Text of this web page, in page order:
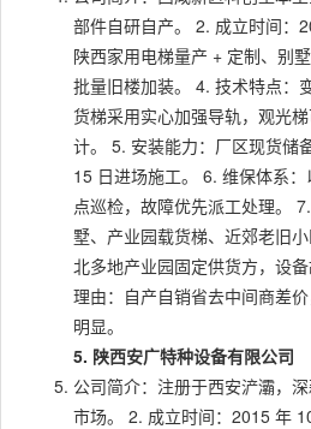
部件自研自产。 2. 成立时间：
陕西家用电梯量产 + 定制、别
批量旧楼加装。 4. 技术特点：
货梯采用实心加强导轨，观光
计。 5. 安装能力：厂区现货储
15 日进场施工。 6. 维保体系
点巡检，故障优先派工处理。
墅、产业园载货梯、近郊老旧
北多地产业园固定供货方，设
理由：自产自销省去中间商差
明显。
5. 陕西安广特种设备有限公司
公司简介：注册于西安浐灞，
市场。 2. 成立时间：2015 年